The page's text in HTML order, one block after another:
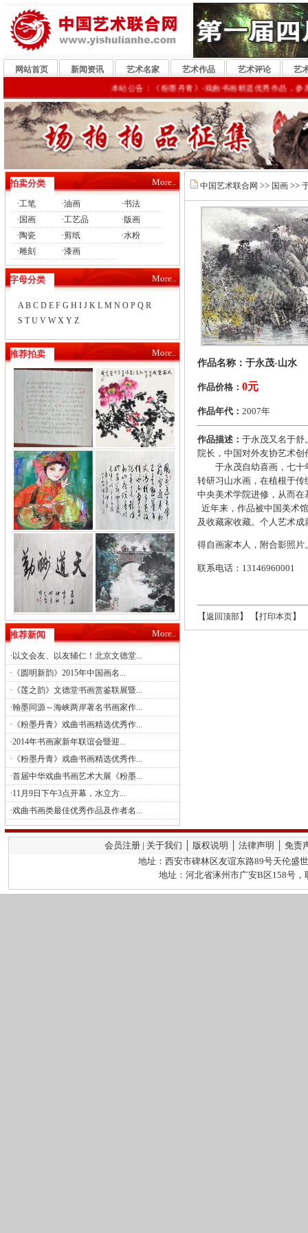
网站首页 新闻资讯 艺术名家 艺术作品 艺术评论
艺
本站公告：《粉墨丹青》-戏曲书画精选优秀作品，参
拍卖分类 More..
·工笔 ·油画 ·书法
· 国画 ·工艺品 ·版画
·陶瓷 ·剪纸 ·水粉
·雕刻 ·漆画
字母分类 More..
A B C D E F G H I J K L M N O P Q R
S T U V W X Y Z
推荐拍卖 More..
推荐新闻 More..
· 以文会友、以友辅仁！北京文德堂...
· 《圆明新韵》2015年中国画名...
· 《莲之韵》文德堂书画赏鉴联展暨...
·翰墨同源～海峡两岸著名书画家作...
· 《粉墨丹青》戏曲书画精选优秀作...
·2014年书画家新年联谊会暨迎...
· 《粉墨丹青》戏曲书画精选优秀作...
·首届中华戏曲书画艺术大展《粉墨...
·11月9日下午3点开幕，水立方...
·戏曲书画类最佳优秀作品及作者名...
中国艺术联合网 >> 国画>>
作品名称：于永茂-山水
作品价格： 0元
作品年代： 2007年
作品描述： 于永茂又名于舒
院长，中国对外友协艺术
于永茂自幼喜画，七十年
转研习山水画，在植根于
中央美术学院进修，从而
近年来，作品被中国美术
及收藏家收藏。个人艺术
得自画家本人，附合影照片
联系电话：13146960001
【返回顶部】 【打印本页】
会员注册 | 关于我们 │ 版权说明 │ 法律声明 │ 免
地址：西安市碑林区友谊东路89号天伦盛
地址：河北省涿州市广安B区158号